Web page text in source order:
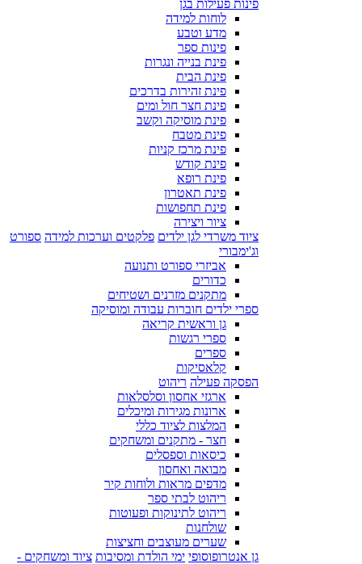
פינות פעילות בגן
לוחות למידה
מדע וטבע
פינות ספר
פינת בנייה ונגרות
פינת הבית
פינת זהירות בדרכים
פינת חצר חול ומים
פינת מוסיקה וקשב
פינת מטבח
פינת מרכז קניות
פינת קודש
פינת רופא
פינת תאטרון
פינת תחפושות
ציור ויצירה
ציוד משרדי לגן ילדים פלקטים וערכות למידה ספורט
וג'ימבורי
אביזרי ספורט ותנועה
כדורים
מתקנים מזרנים ושטיחים
ספרי ילדים חוברות עבודה ומוסיקה
גן וראשית קריאה
ספרי רגשות
ספרים
קלאסיקות
הפסקה פעילה ריהוט
ארגזי אחסון וסלסלאות
ארונות מגירות ומיכלים
המלצות לציוד כללי
חצר - מתקנים ומשחקים
כיסאות וספסלים
מבואה ואחסון
מדפים מראות ולוחות קיר
ריהוט לבתי ספר
ריהוט לתינוקות ופעוטות
שולחנות
שערים מעוצבים וחציצות
גן אנטרופוסופי ימי הולדת ומסיבות ציוד ומשחקים -